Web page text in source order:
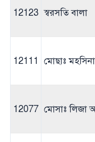
12123 স্বরসতি বালা
12111 মোছাঃ
12077 মোসাঃ লিজা